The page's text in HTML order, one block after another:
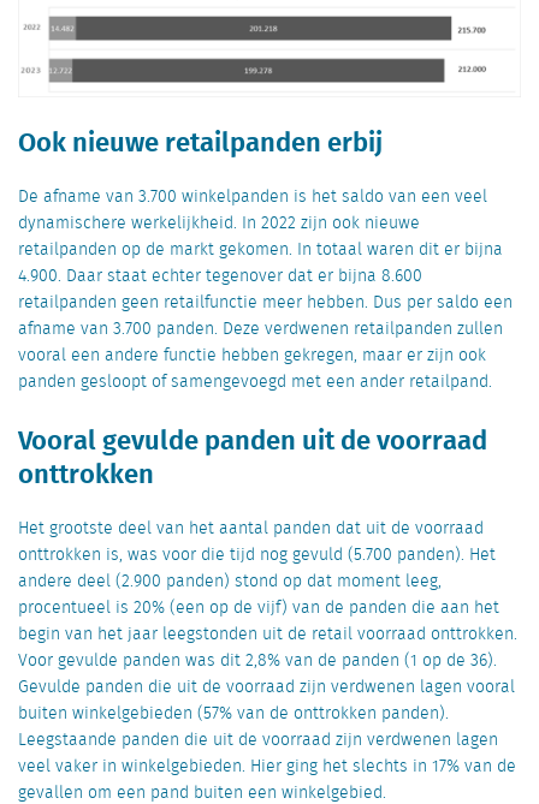
Ook nieuwe retailpanden erbij
De afname van 3.700 winkelpanden is het saldo van een veel
dynamischere werkelijkheid. In 2022 zijn ook nieuwe
retailpanden op de markt gekomen. In totaal waren dit er bijna
4.900. Daar staat echter tegenover dat er bijna 8.600
retailpanden geen retailfunctie meer hebben. Dus per saldo een
afname van 3.700 panden. Deze verdwenen retailpanden zullen
vooral een andere functie hebben gekregen, maar er zijn ook
panden gesloopt of samengevoegd met een ander retailpand.
Vooral gevulde panden uit de voorraad
onttrokken
Het grootste deel van het aantal panden dat uit de voorraad
onttrokken is, was voor die tijd nog gevuld (5.700 panden). Het
andere deel (2.900 panden) stond op dat moment leeg,
procentueel is 20% (een op de vijf) van de panden die aan het
begin van het jaar leegstonden uit de retail voorraad onttrokken.
Voor gevulde panden was dit 2,8% van de panden (1 op de 36).
Gevulde panden die uit de voorraad zijn verdwenen lagen vooral
buiten winkelgebieden (57% van de onttrokken panden).
Leegstaande panden die uit de voorraad zijn verdwenen lagen
veel vaker in winkelgebieden. Hier ging het slechts in 17% van de
gevallen om een pand buiten een winkelgebied.